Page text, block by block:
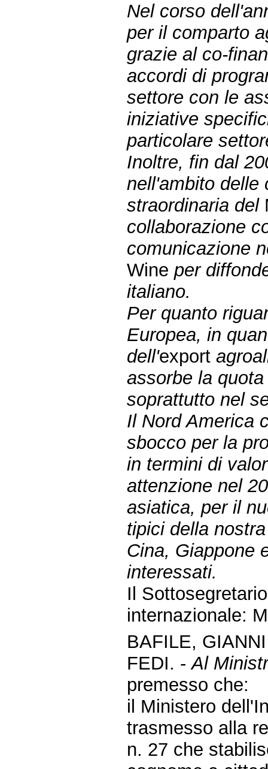
Nel corso
per il comparto
grazie al co-
accordi di
settore con le
iniziative
particolare
Inoltre, fin dal
nell'ambito delle
straordinaria del
collaborazione
comunicazione
Wineper
italiano.
Per quanto
Europea, in
dell'export
assorbe la
soprattutto nel
Il Nord America
sbocco per la
in termini di
attenzione nel
asiatica, per il
tipici della
Cina, Giappone
interessati.
Il
internazionale:
BAFILE,
FEDI. -Al
premesso che:
il Ministero
trasmesso alla
n. 27 che